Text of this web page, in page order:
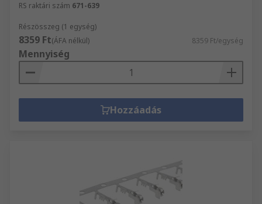
RS raktári szám 671-639
Részösszeg (1 egység)
8359 Ft(ÁFA nélkül) 8359 Ft/egység
Mennyiség
Hozzáadás